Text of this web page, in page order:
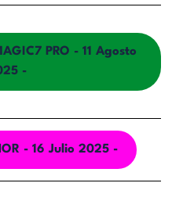
PRO - 11 Agosto
-
- 16 Julio 2025 -